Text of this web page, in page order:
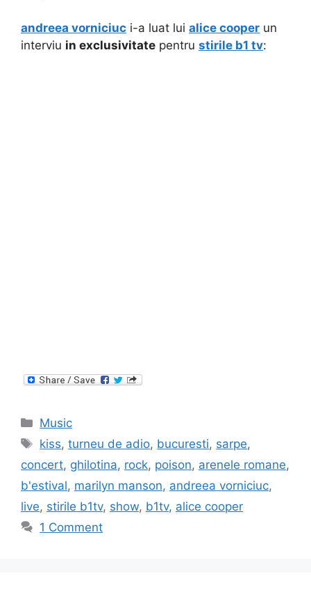
andreea vorniciuc i-a luat lui alice cooper un
interviu in exclusivitate pentru stirile b1 tv:
Categories
Music
Tags
kiss,turneu de adio, bucuresti, sarpe,
concert, ghilotina, rock, poison, arenele romane,
b'estival, marilyn manson, andreea vorniciuc,
live, stirile b1tv, show, b1tv, alice cooper
1 Comment